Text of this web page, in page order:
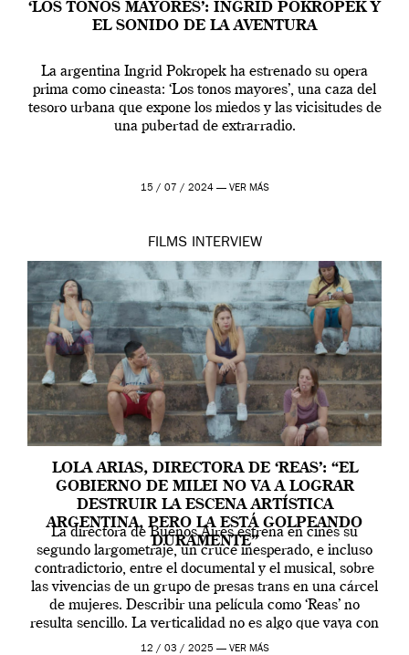
‘LOS TONOS MAYORES’: INGRID POKROPEK Y
EL SONIDO DE LA AVENTURA
La argentina Ingrid Pokropek ha estrenado su opera
prima como cineasta: ‘Los tonos mayores’, una caza del
tesoro urbana que expone los miedos y las vicisitudes de
una pubertad de extrarradio.
15 / 07 / 2024 — VER MÁS
FILMS INTERVIEW
LOLA ARIAS, DIRECTORA DE ‘REAS’: “EL
GOBIERNO DE MILEI NO VA A LOGRAR
DESTRUIR LA ESCENA ARTÍSTICA
ARGENTINA, PERO LA ESTÁ GOLPEANDO
DURAMENTE”
La directora de Buenos Aires estrena en cines su
segundo largometraje, un cruce inesperado, e incluso
contradictorio, entre el documental y el musical, sobre
las vivencias de un grupo de presas trans en una cárcel
de mujeres. Describir una película como ‘Reas’ no
resulta sencillo. La verticalidad no es algo que vaya con
la artista, […]
12 / 03 / 2025 — VER MÁS